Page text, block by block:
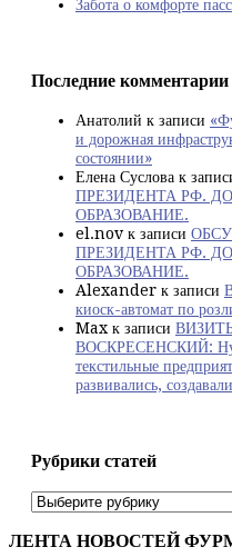
Забота о комфорте
Последние комментарии
Анатолий к записи
и дорожная
состоянии»
Елена Суслова к
ПРЕЗИДЕНТА РФ.
ОБРАЗОВАНИЕ.
el.nov к записи
ПРЕЗИДЕНТА РФ.
ОБРАЗОВАНИЕ.
Alexander к записи
киоск-автомат по
Max к записи
ВОСКРЕСЕНСКИЙ:
текстильные
развивались,
Рубрики статей
Рубрики
статей
ЛЕНТА НОВОСТЕЙ